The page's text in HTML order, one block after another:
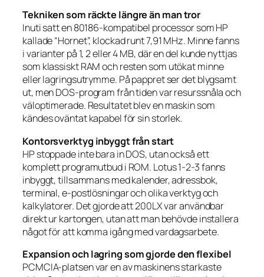
Tekniken som räckte längre än man tror
Inuti satt en 80186-kompatibel processor som HP
kallade “Hornet”, klockad runt 7,91 MHz. Minne fanns
i varianter på 1, 2 eller 4 MB, där en del kunde nyttjas
som klassiskt RAM och resten som utökat minne
eller lagringsutrymme. På pappret ser det blygsamt
ut, men DOS-program från tiden var resurssnåla och
väloptimerade. Resultatet blev en maskin som
kändes oväntat kapabel för sin storlek.
Kontorsverktyg inbyggt från start
HP stoppade inte bara in DOS, utan också ett
komplett programutbud i ROM. Lotus 1-2-3 fanns
inbyggt, tillsammans med kalender, adressbok,
terminal, e-postlösningar och olika verktyg och
kalkylatorer. Det gjorde att 200LX var användbar
direkt ur kartongen, utan att man behövde installera
något för att komma igång med vardagsarbete.
Expansion och lagring som gjorde den flexibel
PCMCIA-platsen var en av maskinens starkaste